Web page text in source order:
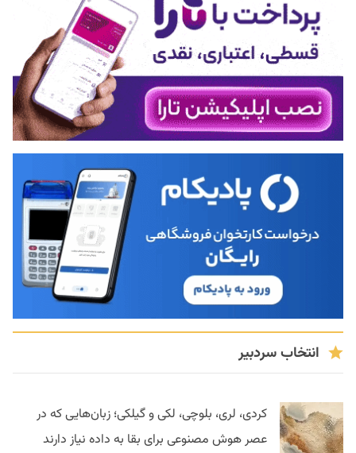
انتخاب سردبیر
کردی، لری، بلوچی، لکی و گیلکی؛ زبان‌هایی که در
عصر هوش مصنوعی برای بقا به داده نیاز دارند